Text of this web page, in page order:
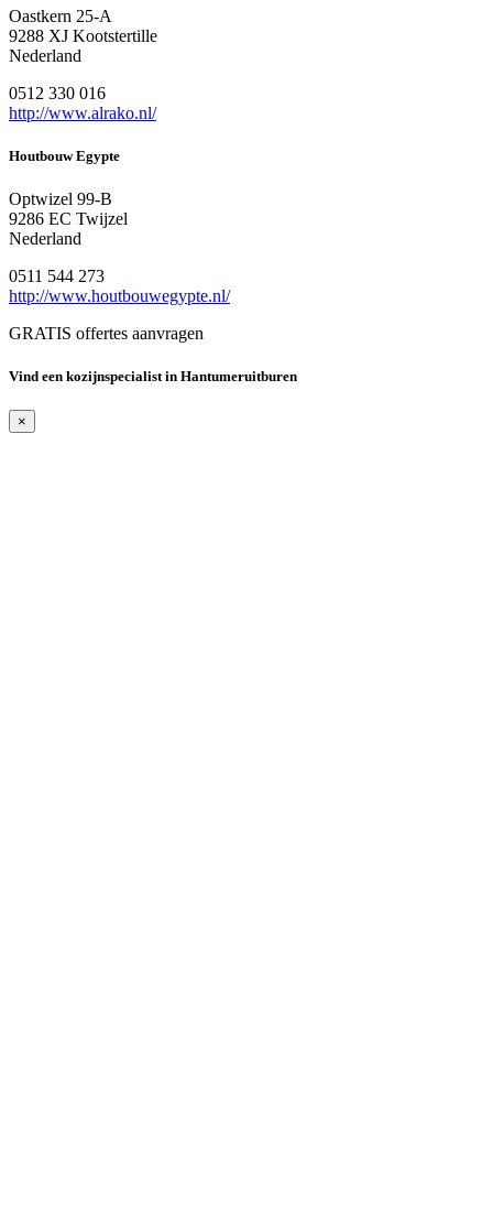
Oastkern 25-A
9288 XJ Kootstertille
Nederland
0512 330 016
http://www.alrako.nl/
Houtbouw Egypte
Optwizel 99-B
9286 EC Twijzel
Nederland
0511 544 273
http://www.houtbouwegypte.nl/
GRATIS offertes aanvragen
Vind een kozijnspecialist in Hantumeruitburen
×